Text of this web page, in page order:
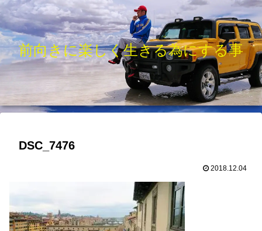
前向きに楽しく生きる為にする事
DSC_7476
2018.12.04